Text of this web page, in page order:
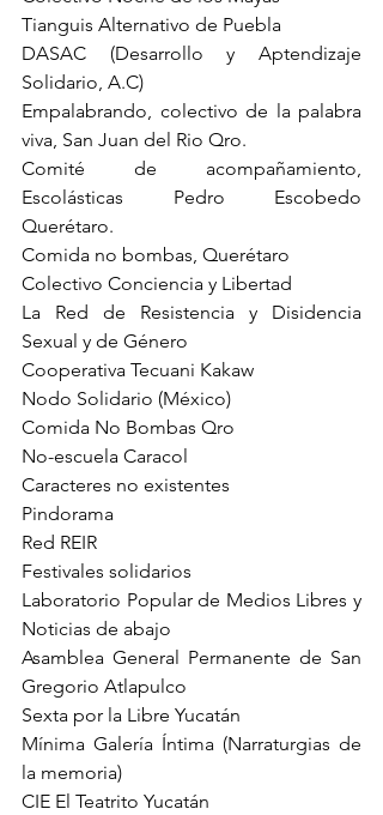
Tianguis Alternativo de Puebla
DASAC (Desarrollo y Aptendizaje
Solidario, A.C)
Empalabrando, colectivo de la palabra
viva, San Juan del Rio Qro.
Comité de acompañamiento,
Escolásticas Pedro Escobedo
Querétaro.
Comida no bombas, Querétaro
Colectivo Conciencia y Libertad
La Red de Resistencia y Disidencia
Sexual y de Género
Cooperativa Tecuani Kakaw
Nodo Solidario (México)
Comida No Bombas Qro
No-escuela Caracol
Caracteres no existentes
Pindorama
Red REIR
Festivales solidarios
Laboratorio Popular de Medios Libres y
Noticias de abajo
Asamblea General Permanente de San
Gregorio Atlapulco
Sexta por la Libre Yucatán
Mínima Galería Íntima (Narraturgias de
la memoria)
CIE El Teatrito Yucatán